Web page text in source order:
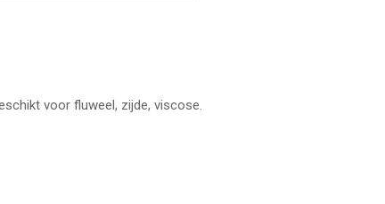
voor fluweel, zijde, viscose.